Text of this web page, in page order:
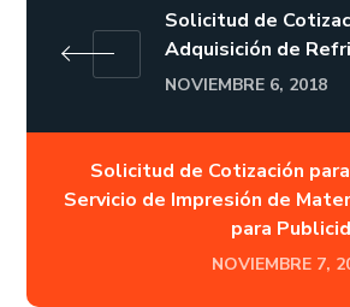
Solicitud de
Adquisición de
NOVIEMBRE 6, 2018
Solicitud de Cotización
Servicio de Impresión de
para
NOVIEMBRE 7,